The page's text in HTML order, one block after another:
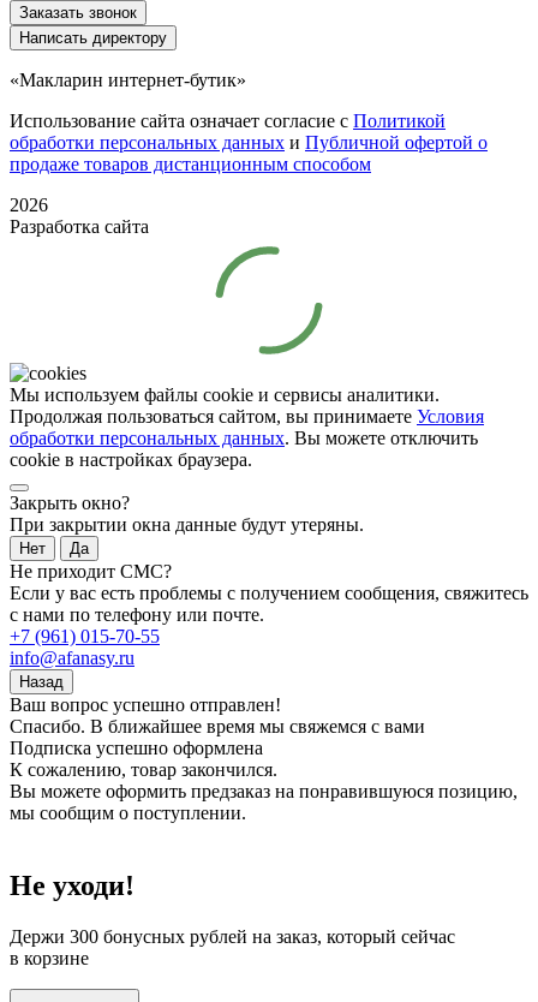
Заказать звонок
Написать директору
«Макларин интернет-бутик»
Использование сайта означает согласие с Политикой
обработки персональных данных и Публичной офертой о
продаже товаров дистанционным способом
2026
Разработка сайта
Мы используем файлы cookie и сервисы аналитики.
Продолжая пользоваться сайтом, вы принимаете Условия
обработки персональных данных. Вы можете отключить
cookie в настройках браузера.
Закрыть окно?
При закрытии окна данные будут утеряны.
Нет Да
Не приходит СМС?
Если у вас есть проблемы с получением сообщения, свяжитесь
с нами по телефону или почте.
+7 (961) 015-70-55
info@afanasy.ru
Назад
Ваш вопрос успешно отправлен!
Спасибо. В ближайшее время мы свяжемся с вами
Подписка успешно оформлена
К сожалению, товар закончился.
Вы можете оформить предзаказ на понравившуюся позицию,
мы сообщим о поступлении.
Не уходи!
Держи 300 бонусных рублей на заказ, который сейчас
в корзине